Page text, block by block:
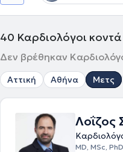
40 Καρδιολόγοι
Δεν βρέθηκαν
Αττική Αθήνα Μετς
Λοΐζος
MD, MSc, PhD